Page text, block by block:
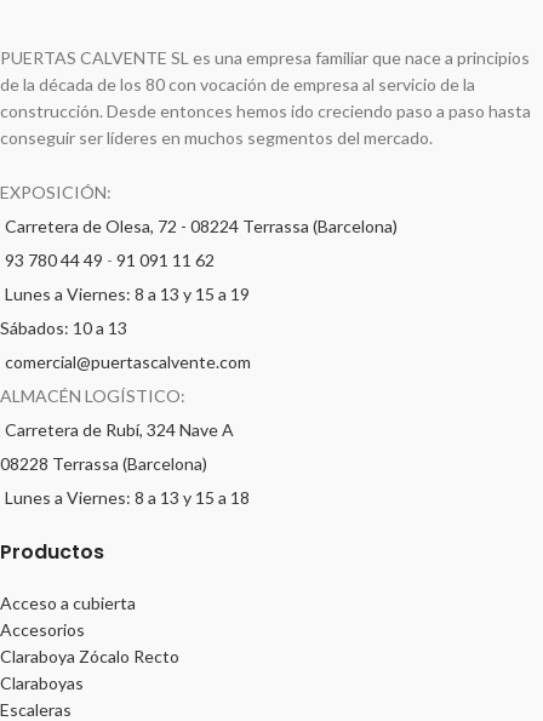
PUERTAS CALVENTE SL es una empresa familiar que nace a principios
de la década de los 80 con vocación de empresa al servicio de la
construcción. Desde entonces hemos ido creciendo paso a paso hasta
conseguir ser líderes en muchos segmentos del mercado.
EXPOSICIÓN:
Carretera de Olesa, 72 - 08224 Terrassa (Barcelona)
93 780 44 49 - 91 091 11 62
Lunes a Viernes: 8 a 13 y 15 a 19
Sábados: 10 a 13
comercial@puertascalvente.com
ALMACÉN LOGÍSTICO:
Carretera de Rubí, 324 Nave A
08228 Terrassa (Barcelona)
Lunes a Viernes: 8 a 13 y 15 a 18
Productos
Acceso a cubierta
Accesorios
Claraboya Zócalo Recto
Claraboyas
Escaleras